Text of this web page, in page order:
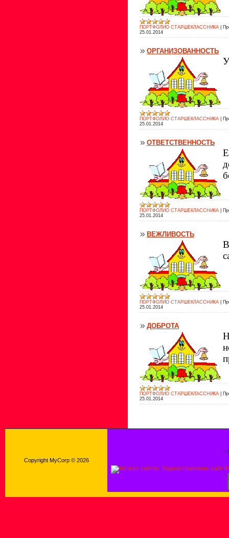
ПОРТФОЛИО СТАРШЕКЛАССНИКА
25.01.2014
ОРГАНИЗОВАННОСТЬ
ПОРТФОЛИО СТАРШЕКЛАССНИКА
25.01.2014
ОТВЕТСТВЕННОСТЬ
ПОРТФОЛИО СТАРШЕКЛАССНИКА
25.01.2014
ВЕЖЛИВОСТЬ
ПОРТФОЛИО СТАРШЕКЛАССНИКА
25.01.2014
ДОБРОТА
ПОРТФОЛИО СТАРШЕКЛАССНИКА
25.01.2014
Copyright MyCorp © 2026
!--